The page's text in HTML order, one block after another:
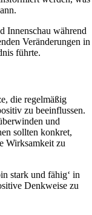
Innenschau während
Veränderungen in
führte.
die regelmäßig
zu beeinflussen.
und
sollten konkret,
Wirksamkeit zu
stark und fähig‘ in
Denkweise zu